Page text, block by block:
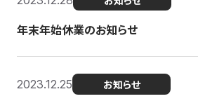
年末年始休業のお知らせ
2023.12.25 お知らせ